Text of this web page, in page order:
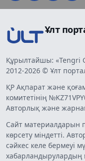
Ұлт
Құрылтайшы: «Tengri
2012-2026 © Ұлт
ҚР Ақпарат және
комитетінің
Авторлық және
Сайт материалдарын
көрсету міндетті.
сәйкес келе бермеуі